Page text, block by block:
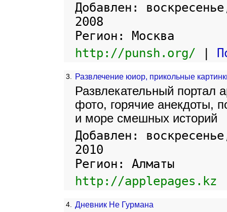
Добавлен:
2008
Регион: Москва
http://punsh.org/
3. Развлечение юиор, прикольные
Развлекательный портал
фото, горячие анекдоты,
и море смешных историй
Добавлен:
2010
Регион: Алматы
http://applepages.kz
4. Дневник Не Гурмана